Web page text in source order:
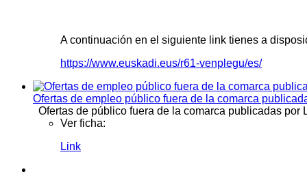
A continuación en el siguiente link tienes a
https://www.euskadi.eus/r61-venplegu/es/
Ofertas de empleo público fuera de la comarca
Ofertas de público fuera de la comarca publicadas
Ver ficha:
Link